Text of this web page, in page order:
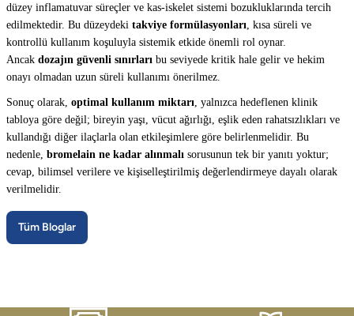
düzey inflamatuvar süreçler ve kas-iskelet sistemi bozukluklarında tercih
edilmektedir. Bu düzeydeki takviye formülasyonları , kısa süreli ve
kontrollü kullanım koşuluyla sistemik etkide önemli rol oynar.
Ancak dozajın güvenli sınırları bu seviyede kritik hale gelir ve hekim
onayı olmadan uzun süreli kullanımı önerilmez.
Sonuç olarak, optimal kullanım miktarı , yalnızca hedeflenen klinik
tabloya göre değil; bireyin yaşı, vücut ağırlığı, eşlik eden rahatsızlıkları ve
kullandığı diğer ilaçlarla olan etkileşimlere göre belirlenmelidir. Bu
nedenle, bromelain ne kadar alınmalı sorusunun tek bir yanıtı yoktur;
cevap, bilimsel verilere ve kişiselleştirilmiş değerlendirmeye dayalı olarak
verilmelidir.
Tüm Bloglar